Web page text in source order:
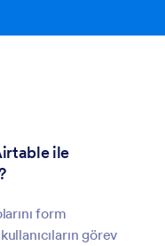
ile
form
görev